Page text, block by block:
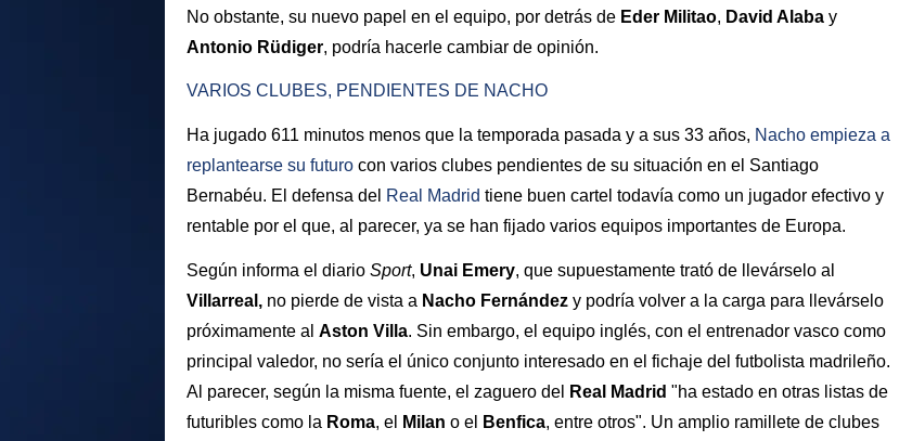
No obstante, su nuevo papel en el equipo, por detrás de Eder Militao, David Alaba y
Antonio Rüdiger, podría hacerle cambiar de opinión.
VARIOS CLUBES, PENDIENTES DE NACHO
Ha jugado 611 minutos menos que la temporada pasada y a sus 33 años, Nacho empieza a
replantearse su futuro con varios clubes pendientes de su situación en el Santiago
Bernabéu. El defensa del Real Madrid tiene buen cartel todavía como un jugador efectivo y
rentable por el que, al parecer, ya se han fijado varios equipos importantes de Europa.
Según informa el diario Sport, Unai Emery, que supuestamente trató de llevárselo al
Villarreal, no pierde de vista a Nacho Fernández y podría volver a la carga para llevárselo
próximamente al Aston Villa. Sin embargo, el equipo inglés, con el entrenador vasco como
principal valedor, no sería el único conjunto interesado en el fichaje del futbolista madrileño.
Al parecer, según la misma fuente, el zaguero del
Real Madrid "ha estado en otras listas de
futuribles como la Roma, el Milan o el Benfica, entre otros". Un amplio ramillete de clubes